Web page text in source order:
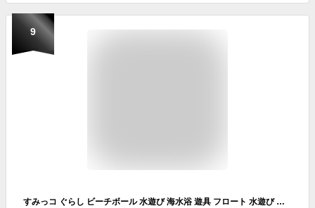
9
すみっコ ぐらし ビーチボール 水遊び 海水浴 遊具 フロート 水遊び 幼児 すみっこ メール便送料無料